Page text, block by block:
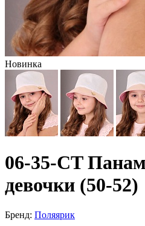
Новинка
06-35-CT
девочки (50-52)
Бренд: Поляярик